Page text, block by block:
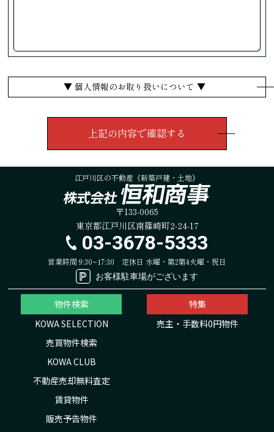
▼ 個人情報のお取り扱いについて ▼
江戸川区の不動産《新築戸建・土地》
〒133-0065
東京都江戸川区南篠崎町2-24-17
03-3678-5333
営業時間 9:30~17:30 定休日 水曜・第2第4火曜・祝日
お客様駐車場がございます
物件検索
KOWA SELECTION
売買物件検索
KOWA CLUB
不動産売却無料査定
賃貸物件
販売予告物件
特集
売主・手数料0円物件